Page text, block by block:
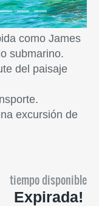
como James
submarino.
del paisaje
excursión de
tiempo disponible
Expirada!